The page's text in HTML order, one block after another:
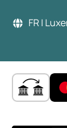
FR |